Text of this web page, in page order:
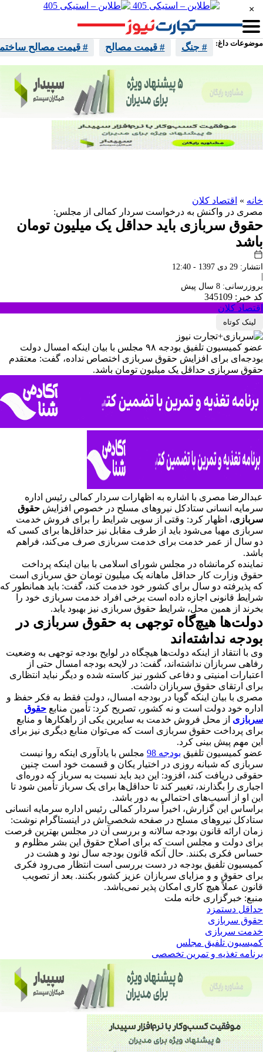
موضوعات داغ: # جنگ # قیمت مصالح # قیمت مصالح
×
خانه » اقتصاد کلان
مصری در واکنش به درخواست سردار کمالی از مجلس:
حقوق سربازی باید حداقل یک میلیون تومان
باشد
انتشار: 29 دی 1397 - 12:40
بروزرسانی: 8 سال پیش
کد خبر: 345109
اقتصاد کلان
لینک کوتاه
عضو کمیسیون تلفیق بودجه ۹۸ مجلس با بیان اینکه امسال دولت
بودجه‌ای برای افزایش حقوق سربازی اختصاص نداده، گفت: معتقدم
حقوق سربازی حداقل یک میلیون تومان باشد.
عبدالرضا مصری با اشاره به اظهارات سردار کمالی رئیس اداره
سرمایه انسانی ستادکل نیروهای مسلح در خصوص افزایش حقوق
سربازی، اظهار کرد: وقتی از سویی شرایط را برای فروش خدمت
سربازی مهیا می‎‌شود باید از طرف مقابل نیز حداقل‌ها برای کسی که
دو سال از عمر خدمت برای خدمت سربازی صرف می‌‎کند، فراهم
باشد.
نماینده کرمانشاه در مجلس شورای اسلامی با بیان اینکه پرداخت
حقوق وزارت کار حداقل ماهانه یک میلیون تومان حق سربازی است
که پذیرفته دو سال برای کشور خود خدمت کند، گفت: باید همانطور که
شرایط قانونی اجازه داده است برخی افراد خدمت سربازی خود را
بخرند از همین محل، شرایط حقوق سربازی نیز بهبود یابد.
دولت‌ها هیچ‌گاه توجهی به حقوق سربازی در
بودجه نداشته‌اند
وی با انتقاد از اینکه دولت‌ها هیچگاه در لوایح بودجه توجهی به وضعیت
رفاهی سربازان نداشته‌اند، گفت: در لایحه بودجه امسال حتی از
اعتبارات امنیتی و دفاعی کشور نیز کاسته شده و دیگر نباید انتظاری
برای ارتقای حقوق سربازان داشت.
مصری با بیان اینکه گویا در بودجه امسال، دولت فقط به فکر حفظ و
اداره خود دولت است و نه کشور، تصریح کرد: تأمین منابع حقوق
سربازی از محل فروش خدمت به سایرین یکی از راهکارها و منابع
برای پرداخت حقوق سربازی است که می‌‎توان منابع دیگری نیز برای
این مهم پیش بینی کرد.
عضو کمیسیون تلفیق بودجه 98
مجلس با یادآوری اینکه روا نیست
سربازی که شبانه روزی در اختیار یکان و قسمت خود است چنین
حقوقی دریافت کند، افزود: این دید باید نسبت به سرباز که دوره‌ای
اجباری را بگذارند، تغییر کند تا حداقل‌ها برای یک سرباز تأمین شود تا
این او از آسیب‌های احتمالی به دور باشد.
براساس این گزارش، اخیراً سردار کمالی رئیس اداره سرمایه انسانی
ستادکل نیروهای مسلح در صفحه شخصی‌اش در اینستاگرام نوشت:
زمان ارائه قانون بودجه سالانه و بررسی آن در مجلس بهترین فرصت
برای دولت و مجلس است که برای اصلاح حقوق این بشر مظلوم و
حساس فکری بکنند. حال آنکه قانون بودجه سال نود و هشت در
کمیسیون تلفیق بودجه در دست بررسی است انتظار می‌رود فکری
برای حقوق و و مزایای سربازان عزیز کشور بکنند. بعد از تصویب
قانون عملاً هیچ کاری امکان پذیر نمی‌باشد.
منبع: خبرگزاری خانه ملت
حداقل دستمزد
حقوق سربازی
خدمت سربازی
کمیسیون تلفیق مجلس
برنامه تغذیه و تمرین تخصصی